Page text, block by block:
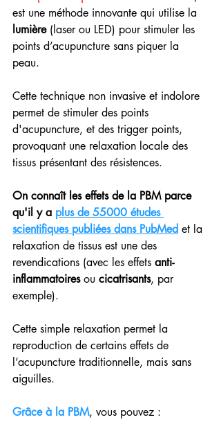
est une méthode innovante qui utilise la
lumière (laser ou LED) pour stimuler les
points d’acupuncture sans piquer la
peau.
Cette technique non invasive et indolore
permet de stimuler des points
d'acupuncture, et des trigger points,
provoquant une relaxation locale des
tissus présentant des résistences.
On connaît les effets de la PBM parce
qu'il y a plus de 55000 études
scientifiques publiées dans PubMed et la
relaxation de tissus est une des
revendications (avec les effets anti-
inflammatoires ou cicatrisants, par
exemple).
Cette simple relaxation permet la
reproduction de certains effets de
l’acupuncture traditionnelle, mais sans
aiguilles.
Grâce à la PBM, vous pouvez :